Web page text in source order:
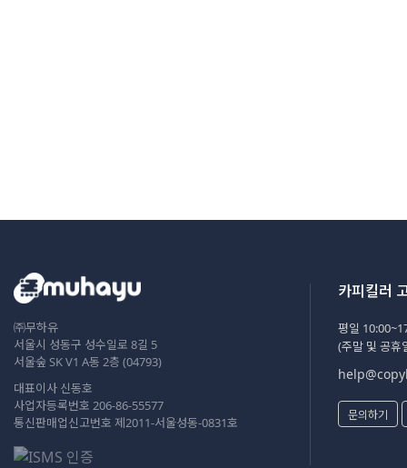
㈜무하유
서울시 성동구 성수일로 8길 5
서울숲 SK V1 A동 2층 (04793)
대표이사 신동호
사업자등록번호 206-86-55577
통신판매업신고번호 제2011-서울성동-0831호
카피킬러
평일
(주말 및 공휴
문의하기